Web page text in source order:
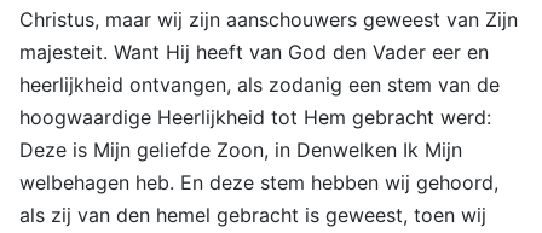
Christus, maar wij zijn aanschouwers geweest van Zijn
majesteit. Want Hij heeft van God den Vader eer en
heerlijkheid ontvangen, als zodanig een stem van de
hoogwaardige Heerlijkheid tot Hem gebracht werd:
Deze is Mijn geliefde Zoon, in Denwelken Ik Mijn
welbehagen heb. En deze stem hebben wij gehoord,
als zij van den hemel gebracht is geweest, toen wij